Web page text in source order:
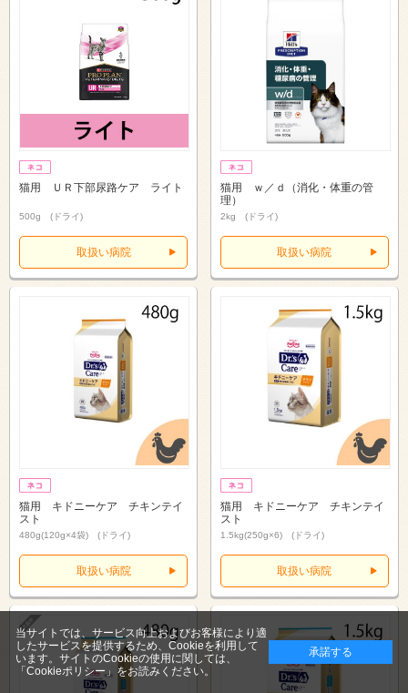
猫用 ＵＲ下部尿路ケア ライト
500g (ドライ)
取扱い病院
猫用 ｗ／ｄ（消化・体重の管
理）
2kg (ドライ)
取扱い病院
猫用 キドニーケア チキンテイ
スト
480g(120g×4袋) (ドライ)
取扱い病院
猫用 キドニーケア チキンテイ
スト
1.5kg(250g×6) (ドライ)
取扱い病院
当サイトでは、サービス向上およびお客様により適
したサービスを提供するため、Cookieを利用して
います。サイトのCookieの使用に関しては、
「Cookieポリシー」 をお読みください。
承諾する